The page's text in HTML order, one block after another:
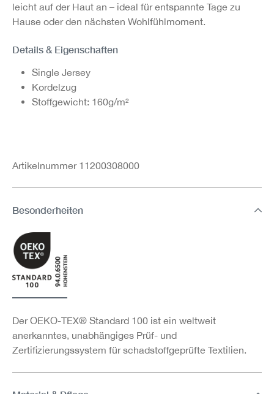
leicht auf der Haut an – ideal für entspannte Tage zu
Hause oder den nächsten Wohlfühlmoment.
Details & Eigenschaften
Single Jersey
Kordelzug
Stoffgewicht: 160g/m²
Artikelnummer 11200308000
Besonderheiten
Der OEKO-TEX® Standard 100 ist ein weltweit
anerkanntes, unabhängiges Prüf- und
Zertifizierungssystem für schadstoffgeprüfte Textilien.